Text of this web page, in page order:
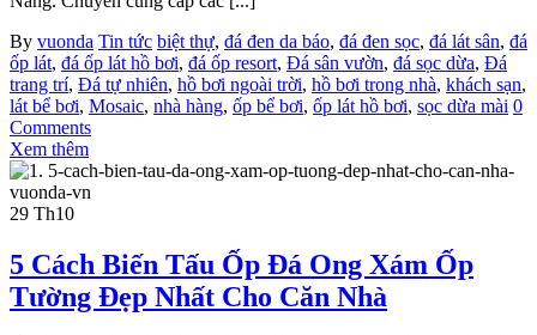
By vuonda Tin tức biệt thự, đá đen da báo, đá đen sọc, đá lát sân, đá
ốp lát, đá ốp lát hồ bơi, đá ốp resort, Đá sân vườn, đá sọc dừa, Đá
trang trí, Đá tự nhiên, hồ bơi ngoài trời, hồ bơi trong nhà, khách sạn,
lát bể bơi, Mosaic, nhà hàng, ốp bể bơi, ốp lát hồ bơi, sọc dừa mài 0
Comments
Xem thêm
29 Th10
5 Cách Biến Tấu Ốp Đá Ong Xám Ốp
Tường Đẹp Nhất Cho Căn Nhà